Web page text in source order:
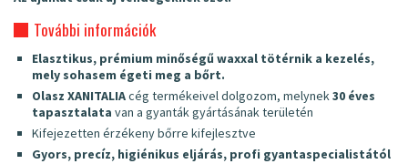
További információk
Elasztikus, prémium minőségű waxxal tötérnik a kezelés,
mely sohasem égeti meg a bőrt.
Olasz XANITALIAcég termékeivel dolgozom, melynek30 éves
tapasztalata van a gyanták gyártásának területén
Kifejezetten érzékeny bőrre kifejlesztve
Gyors, precíz, higiénikus eljárás, profi gyantaspecialistától